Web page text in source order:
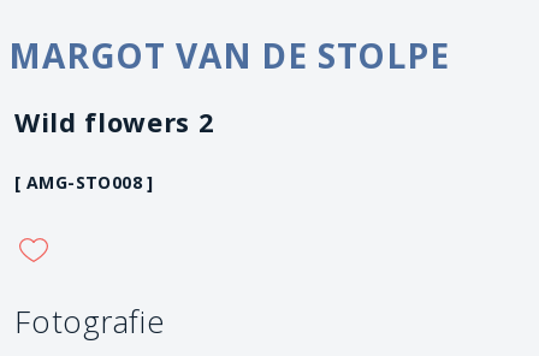
MARGOT VAN DE STOLPE
Wild flowers 2
[ AMG-STO008 ]
Fotografie